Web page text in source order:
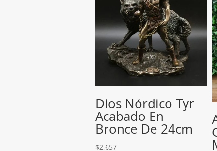
Dios Nórdico Tyr
Acabado En
Bronce De 24cm
$2,657